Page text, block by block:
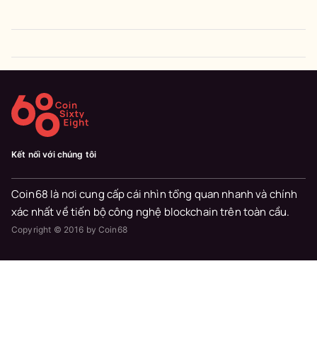
Kết nối với chúng tôi
Coin68 là nơi cung cấp cái nhìn tổng quan nhanh và chính
xác nhất về tiến bộ công nghệ blockchain trên toàn cầu.
Copyright © 2016 by Coin68